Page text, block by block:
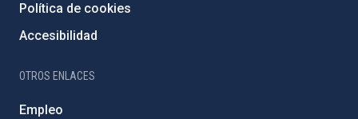
Política de cookies
Accesibilidad
OTROS ENLACES
Empleo